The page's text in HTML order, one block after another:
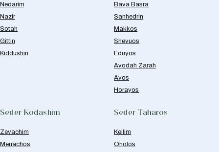
Nedarim
Nazir
Sotah
Gittin
Kiddushin
Bava Basra
Sanhedrin
Makkos
Shevuos
Eduyos
Avodah Zarah
Avos
Horayos
Seder Kodashim
Zevachim
Menachos
Seder Taharos
Keilim
Oholos